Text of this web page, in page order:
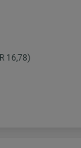
16,78)